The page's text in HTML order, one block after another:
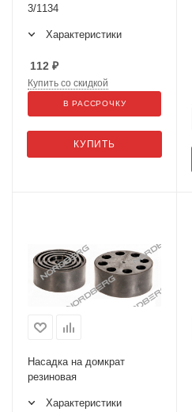
3/1134
Характеристики
112 ₽
КУПИТЬ
Купить со скидкой
В РАССРОЧКУ
Насадка на домкрат
резиновая
Характеристики